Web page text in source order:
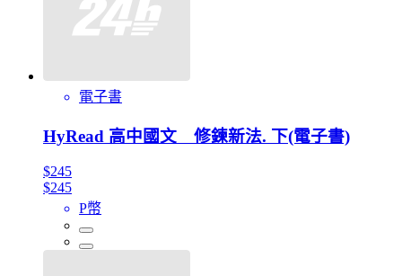
電子書
HyRead 高中國文 修鍊新法. 下(電子書)
$245
$245
P幣